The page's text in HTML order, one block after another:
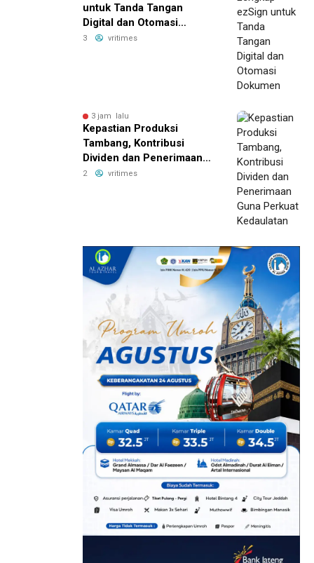
untuk Tanda Tangan
Digital dan Otomasi
Dokumen
3 vritimes
3 jam lalu
Kepastian Produksi
Tambang, Kontribusi
Dividen dan Penerimaan
Guna Perkuat Kedaulatan
2 vritimes